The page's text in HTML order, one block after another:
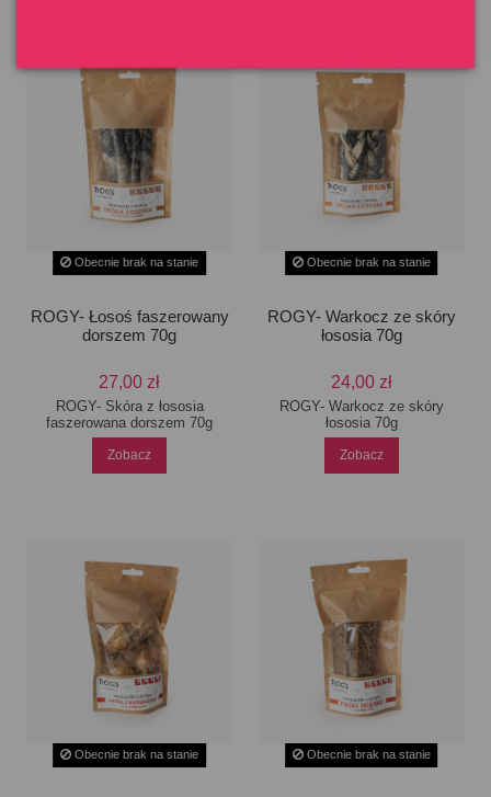
Obecnie brak na stanie
ROGY- Łosoś faszerowany
dorszem 70g
27,00 zł
ROGY- Skóra z łososia
faszerowana dorszem 70g
Zobacz
Obecnie brak na stanie
ROGY- Warkocz ze skóry
łososia 70g
24,00 zł
ROGY- Warkocz ze skóry
łososia 70g
Zobacz
Obecnie brak na stanie Obecnie brak na stanie